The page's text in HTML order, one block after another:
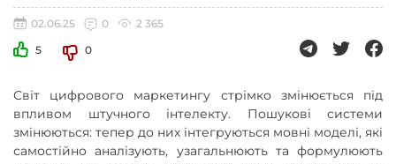
02.06.25 0
2 365
5
0
Світ цифрового маркетингу стрімко змінюється під
впливом штучного інтелекту. Пошукові системи
змінюються: тепер до них інтегруються мовні моделі, які
самостійно аналізують, узагальнюють та формулюють